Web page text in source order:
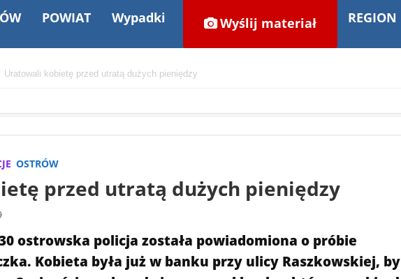
POWIAT Wypadki Wyślij materiał REGION
Uratowali kobietę przed utratą dużych pieniędzy
OSTRÓW
przed utratą dużych pieniędzy
ostrowska policja została powiadomiona o próbie
Kobieta była już w banku przy ulicy Raszkowskiej, by